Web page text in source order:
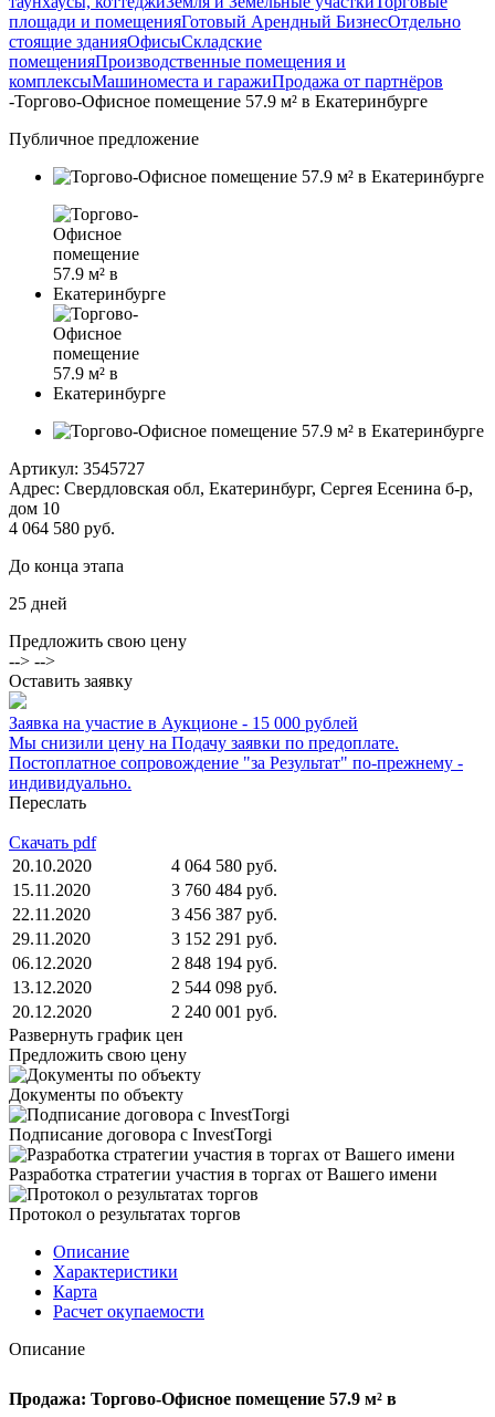
площади и помещенияГотовый Арендный БизнесОтдельно
стоящие зданияОфисыСкладские
помещенияПроизводственные помещения и
комплексыМашиноместа и гаражиПродажа от партнёров
-Торгово-Офисное помещение 57.9 м² в Екатеринбурге
Публичное предложение
Артикул: 3545727
Адрес: Свердловская обл, Екатеринбург, Сергея Есенина б-р,
дом 10
4 064 580 руб.
До конца этапа
25 дней
Предложить свою цену
--> -->
Оставить заявку
Заявка на участие в Аукционе - 15 000 рублей
Мы снизили цену на Подачу заявки по предоплате.
Постоплатное сопровождение "за Результат" по-прежнему -
индивидуально.
Переслать
Скачать pdf
20.10.2020
4 064 580 руб.
15.11.2020
3 760 484 руб.
22.11.2020
3 456 387 руб.
29.11.2020
3 152 291 руб.
06.12.2020
2 848 194 руб.
13.12.2020
2 544 098 руб.
20.12.2020
2 240 001 руб.
Развернуть график цен
Предложить свою цену
Документы по объекту
Подписание договора с InvestTorgi
Разработка стратегии участия в торгах от Вашего имени
Протокол о результатах торгов
Описание
Характеристики
Карта
Расчет окупаемости
Описание
Продажа: Торгово-Офисное помещение 57.9 м² в